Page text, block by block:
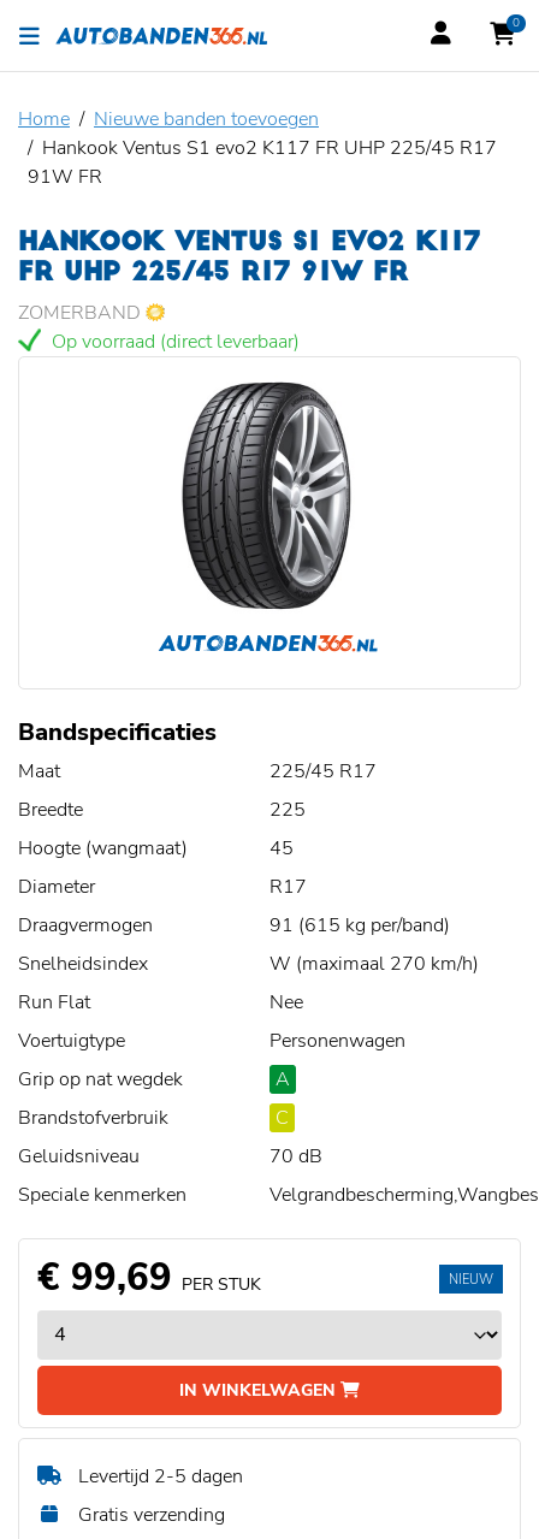
0
Home
Nieuwe banden toevoegen
Hankook Ventus S1 evo2 K117 FR UHP 225/45 R17
91W FR
HANKOOK VENTUS S1 EVO2 K117
FR UHP 225/45 R17 91W FR
ZOMERBAND
Op voorraad (direct leverbaar)
Bandspecificaties
Maat
225/45 R17
Breedte
225
Hoogte (wangmaat)
45
Diameter
R17
Draagvermogen
91 (615 kg per/band)
Snelheidsindex
W (maximaal 270 km/h)
Run Flat
Nee
Voertuigtype
Personenwagen
Grip op nat wegdek
A
Brandstofverbruik
C
Geluidsniveau
70 dB
Speciale kenmerken
€ 99,69 PER STUK
IN WINKELWAGEN
NIEUW
Levertijd 2-5 dagen
Gratis verzending